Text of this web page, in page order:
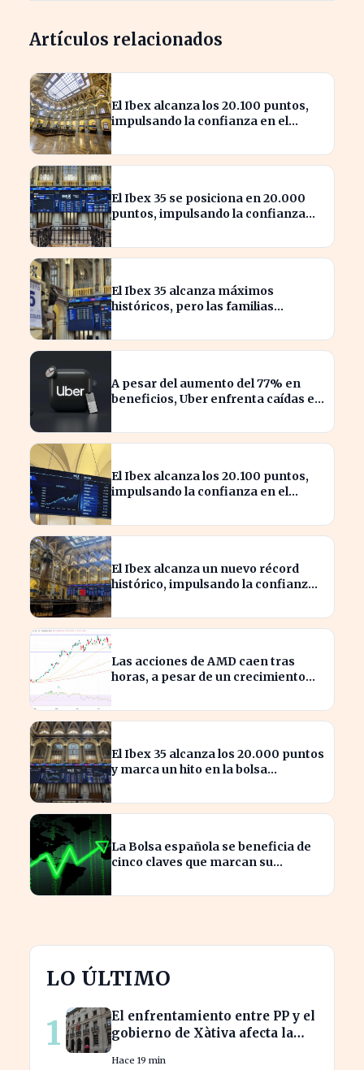
Artículos relacionados
El Ibex alcanza los 20.100 puntos,
impulsando la confianza en el
El Ibex 35 se posiciona en 20.000
puntos, impulsando la confianza
El Ibex 35 alcanza máximos
históricos, pero las familias
A pesar del aumento del 77% en
beneficios, Uber enfrenta caídas en
El Ibex alcanza los 20.100 puntos,
impulsando la confianza en el
El Ibex alcanza un nuevo récord
histórico, impulsando la confianza
Las acciones de AMD caen tras
horas, a pesar de un crecimiento
El Ibex 35 alcanza los 20.000 puntos
y marca un hito en la bolsa
La Bolsa española se beneficia de
cinco claves que marcan su
LO ÚLTIMO
1
El enfrentamiento entre PP y el
gobierno de Xàtiva afecta la
Hace 19 min